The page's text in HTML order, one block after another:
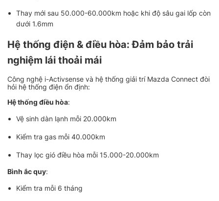
Thay mới sau 50.000-60.000km hoặc khi độ sâu gai lốp còn
dưới 1.6mm
Hệ thống điện & điều hòa: Đảm bảo trải
nghiệm lái thoải mái
Công nghệ i-Activsense và hệ thống giải trí Mazda Connect đòi
hỏi hệ thống điện ổn định:
Hệ thống điều hòa:
Vệ sinh dàn lạnh mỗi 20.000km
Kiểm tra gas mỗi 40.000km
Thay lọc gió điều hòa mỗi 15.000-20.000km
Bình ắc quy:
Kiểm tra mỗi 6 tháng